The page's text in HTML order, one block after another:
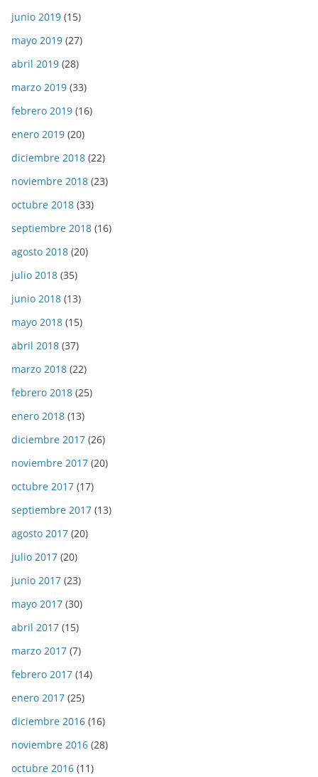
junio 2019 (15)
mayo 2019 (27)
abril 2019 (28)
marzo 2019 (33)
febrero 2019 (16)
enero 2019 (20)
diciembre 2018 (22)
noviembre 2018 (23)
octubre 2018 (33)
septiembre 2018 (16)
agosto 2018 (20)
julio 2018 (35)
junio 2018 (13)
mayo 2018 (15)
abril 2018 (37)
marzo 2018 (22)
febrero 2018 (25)
enero 2018 (13)
diciembre 2017 (26)
noviembre 2017 (20)
octubre 2017 (17)
septiembre 2017 (13)
agosto 2017 (20)
julio 2017 (20)
junio 2017 (23)
mayo 2017 (30)
abril 2017 (15)
marzo 2017 (7)
febrero 2017 (14)
enero 2017 (25)
diciembre 2016 (16)
noviembre 2016 (28)
octubre 2016 (11)